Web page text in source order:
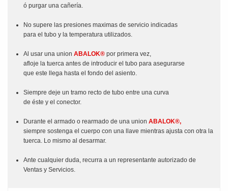
ó purgar una cañería.
No supere las presiones maximas de servicio indicadas
para el tubo y la temperatura utilizados.
Al usar una union ABALOK® por primera vez,
afloje la tuerca antes de introducir el tubo para asegurarse
que este llega hasta el fondo del asiento.
Siempre deje un tramo recto de tubo entre una curva
de éste y el conector.
Durante el armado o rearmado de una union ABALOK®,
siempre sostenga el cuerpo con una llave mientras ajusta con otra la
tuerca. Lo mismo al desarmar.
Ante cualquier duda, recurra a un representante autorizado de
Ventas y Servicios.